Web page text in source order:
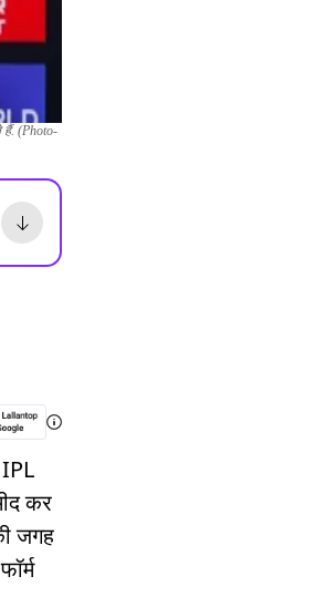
हैं. (Photo-
कर
जगह